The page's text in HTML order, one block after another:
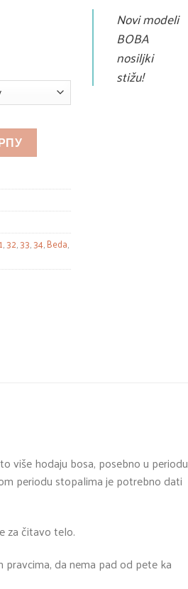
,32,33,34,Beda,
Novi modeli
BOBA
nosiljki
stižu!
više hodaju bosa, posebno u periodu
periodu stopalima je potrebno dati
za čitavo telo.
da nema pad od pete ka